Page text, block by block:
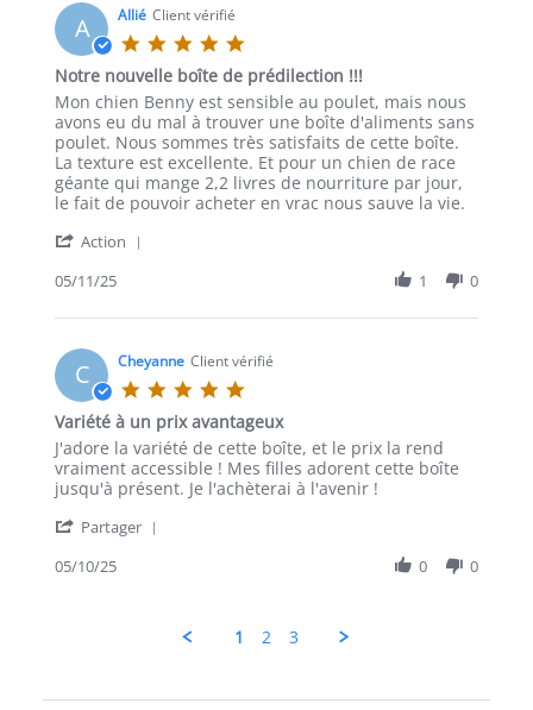
le
13
mai
2025
A Allié Client vérifié
étoiles
Notre nouvelle boîte de prédilection !!!
Commentaire
de
Ally
le
11
mai
avis
indiquant
Notre
nouvelle
boîte
de
!!!
Mon chien Benny est sensible au poulet, mais nous
avons eu du mal à trouver une boîte d'aliments sans
poulet. Nous sommes très satisfaits de cette boîte.
La texture est excellente. Et pour un chien de race
géante qui mange 2,2 livres de nourriture par jour,
le fait de pouvoir acheter en vrac nous sauve la vie.
Action
Ally
11
mai
2025
05/11/25 1 0
C Cheyanne Client vérifié
Variété à un prix avantageux
Commentaire
de
Cheyanne
10
2025
avis
déclarant
Variété
un
avantageux
J'adore la variété de cette boîte, et le prix la rend
vraiment accessible ! Mes filles adorent cette boîte
jusqu'à présent. Je l'achèterai à l'avenir !
Partager
05/10/25 0 0
1 2 3